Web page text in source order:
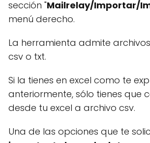
sección "Mailrelay/Importar/
menú derecho.
La herramienta admite
csv o txt.
Si la tienes en excel como te
anteriormente, sólo tienes que
desde tu excel a archivo csv.
Una de las opciones que te